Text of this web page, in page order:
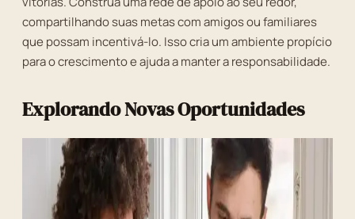
compartilhando suas metas com amigos ou familiares
que possam incentivá-lo. Isso cria um ambiente propício
para o crescimento e ajuda a manter a responsabilidade.
Explorando Novas Oportunidades